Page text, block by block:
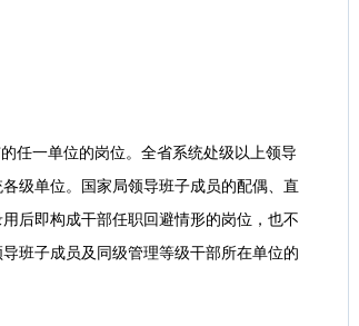
一单位的岗位。全省系统处级以上领导
级单位。国家局领导班子成员的配偶、直
后即构成干部任职回避情形的岗位，也不
班子成员及同级管理等级干部所在单位的